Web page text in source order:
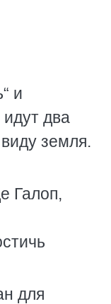
и
два
земля.
Галоп,
для